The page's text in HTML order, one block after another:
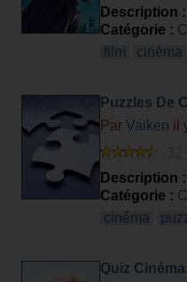
Description :
Catégorie :
film
cinéma
Puzzles De
Par Vaiken il
Description :
Catégorie :
cinéma
Quiz